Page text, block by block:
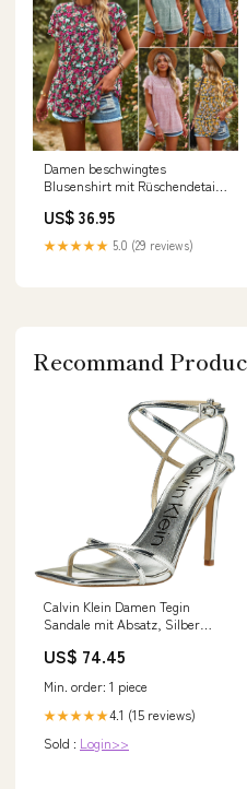
Damen beschwingtes
Blusenshirt mit Rüschendetails
HSM-TT
US$ 36.95
★★★★★ 5.0 (29 reviews)
Recommand
Calvin Klein Damen Tegin
Sandale mit Absatz, Silber
US$ 74.45
Min. order: 1 piece
★★★★★4.1 (15 reviews)
Sold : Login>>